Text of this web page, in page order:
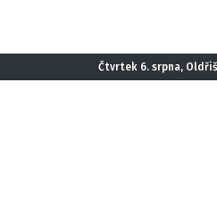
Čtvrtek 6. srpna,